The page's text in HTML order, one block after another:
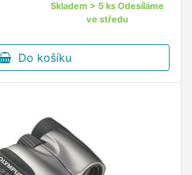
Skladem > 5 ks Odesíláme
ve středu
Do košíku